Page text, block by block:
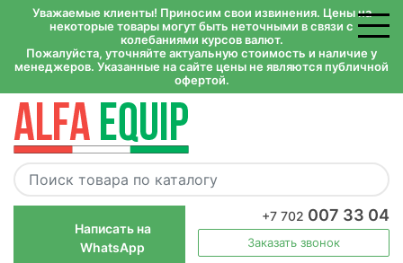
Уважаемые клиенты! Приносим свои извинения. Цены на
некоторые товары могут быть неточными в связи с
колебаниями курсов валют.
Пожалуйста, уточняйте актуальную стоимость и наличие у
менеджеров. Указанные на сайте цены не являются публичной
офертой.
Написать на
WhatsApp
+7 702 007 33 04
Заказать звонок